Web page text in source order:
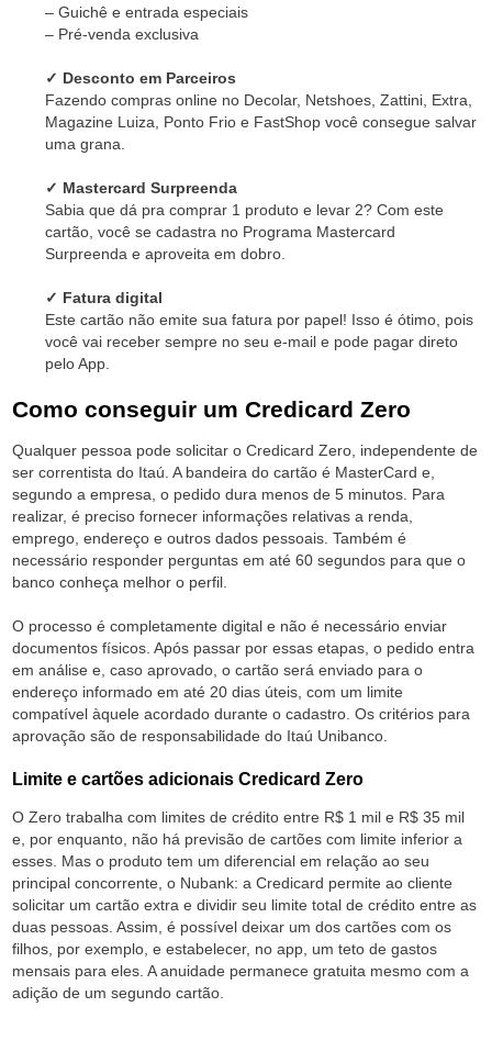
– Guichê e entrada especiais
– Pré-venda exclusiva
✓ Desconto em Parceiros
Fazendo compras online no Decolar, Netshoes, Zattini, Extra,
Magazine Luiza, Ponto Frio e FastShop você consegue salvar
uma grana.
✓ Mastercard Surpreenda
Sabia que dá pra comprar 1 produto e levar 2? Com este
cartão, você se cadastra no Programa Mastercard
Surpreenda e aproveita em dobro.
✓ Fatura digital
Este cartão não emite sua fatura por papel! Isso é ótimo, pois
você vai receber sempre no seu e-mail e pode pagar direto
pelo App.
Como conseguir um Credicard Zero
Qualquer pessoa pode solicitar o Credicard Zero, independente de
ser correntista do Itaú. A bandeira do cartão é MasterCard e,
segundo a empresa, o pedido dura menos de 5 minutos. Para
realizar, é preciso fornecer informações relativas a renda,
emprego, endereço e outros dados pessoais. Também é
necessário responder perguntas em até 60 segundos para que o
banco conheça melhor o perfil.
O processo é completamente digital e não é necessário enviar
documentos físicos. Após passar por essas etapas, o pedido entra
em análise e, caso aprovado, o cartão será enviado para o
endereço informado em até 20 dias úteis, com um limite
compatível àquele acordado durante o cadastro. Os critérios para
aprovação são de responsabilidade do Itaú Unibanco.
Limite e cartões adicionais Credicard Zero
O Zero trabalha com limites de crédito entre R$ 1 mil e R$ 35 mil
e, por enquanto, não há previsão de cartões com limite inferior a
esses. Mas o produto tem um diferencial em relação ao seu
principal concorrente, o Nubank: a Credicard permite ao cliente
solicitar um cartão extra e dividir seu limite total de crédito entre as
duas pessoas. Assim, é possível deixar um dos cartões com os
filhos, por exemplo, e estabelecer, no app, um teto de gastos
mensais para eles. A anuidade permanece gratuita mesmo com a
adição de um segundo cartão.